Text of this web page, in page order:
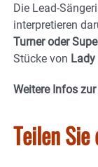
Die Lead-
interpretieren
Turner oder
Stücke von Lady
Weitere Infos
Teilen